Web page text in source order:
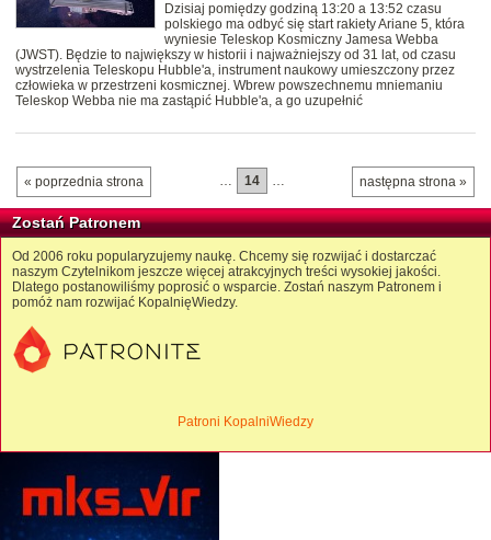
Dzisiaj pomiędzy godziną 13:20 a 13:52 czasu
polskiego ma odbyć się start rakiety Ariane 5, która
wyniesie Teleskop Kosmiczny Jamesa Webba
(JWST). Będzie to największy w historii i najważniejszy od 31 lat, od czasu
wystrzelenia Teleskopu Hubble'a, instrument naukowy umieszczony przez
człowieka w przestrzeni kosmicznej. Wbrew powszechnemu mniemaniu
Teleskop Webba nie ma zastąpić Hubble'a, a go uzupełnić
« poprzednia strona następna strona »
… 14 …
Zostań Patronem
Od 2006 roku popularyzujemy naukę. Chcemy się rozwijać i dostarczać
naszym Czytelnikom jeszcze więcej atrakcyjnych treści wysokiej jakości.
Dlatego postanowiliśmy poprosić o wsparcie. Zostań naszym Patronem i
pomóż nam rozwijać KopalnięWiedzy.
Patroni KopalniWiedzy